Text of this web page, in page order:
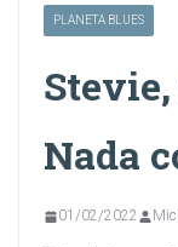
PLANETA BLUES
Nada
01/02/2022